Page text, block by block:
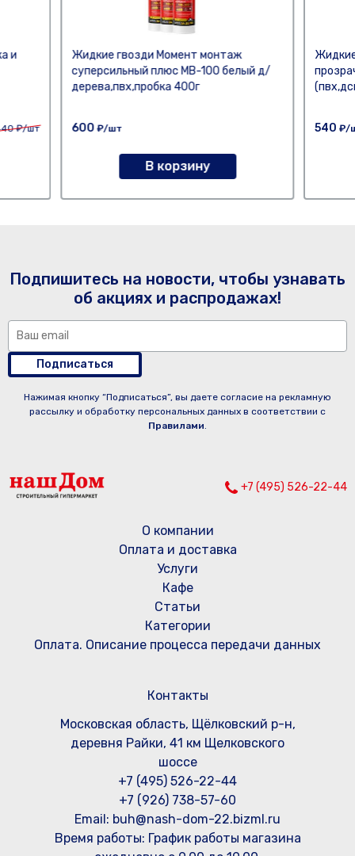
и
₽/шт
Жидкие гвозди Момент монтаж
суперсильный плюс МВ-100 белый д/
дерева,пвх,пробка 400г
600 ₽/шт
В корзину
540 ₽/
Подпишитесь на новости, чтобы узнавать
об акциях и распродажах!
Подписаться
Нажимая кнопку “Подписаться”, вы даете согласие на рекламную
рассылку и обработку персональных данных в соответствии с
Правилами.
+7 (495) 526-22-44
О компании
Оплата и доставка
Услуги
Кафе
Статьи
Категории
Оплата. Описание процесса передачи данных
Контакты
Московская область, Щёлковский р-н,
деревня Райки, 41 км Щелковского
шоссе
+7 (495) 526-22-44
+7 (926) 738-57-60
Email: buh@nash-dom-22.bizml.ru
Время работы: График работы магазина